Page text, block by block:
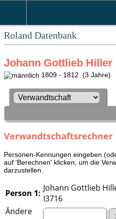
Roland Datenbank
Johann Gottlieb Hiller
1809 - 1812 (3 Jahre)
Verwandtschaftsrechner
Personen-Kennungen eingeben
auf 'Berechnen' klicken, um die
darzustellen.
Person 1: Johann Gottlieb
I3716
Ändere